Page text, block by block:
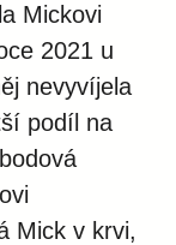
Mickovi
2021 u
nevyvíjela
podíl na
Mick v krvi,